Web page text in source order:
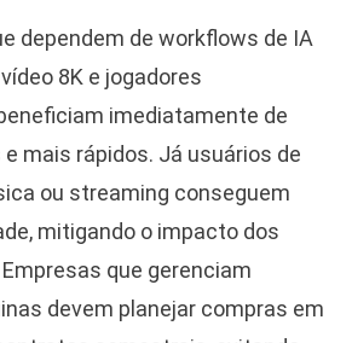
dependem de workflows de IA
8K e jogadores
imediatamente de
mais rápidos. Já usuários de
ou streaming conseguem
mitigando o impacto dos
que gerenciam
devem planejar compras em